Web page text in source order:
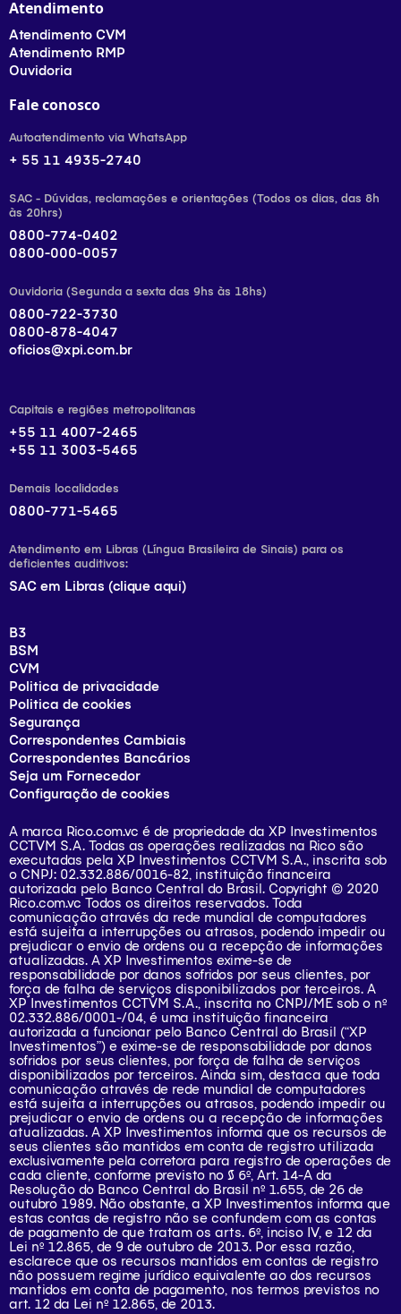
Atendimento
Atendimento CVM
Atendimento RMP
Ouvidoria
Fale conosco
Autoatendimento via WhatsApp
+ 55 11 4935-2740
SAC - Dúvidas, reclamações e orientações (Todos os dias, das 8h
às 20hrs)
0800-774-0402
0800-000-0057
Ouvidoria (Segunda a sexta das 9hs às 18hs)
0800-722-3730
0800-878-4047
oficios@xpi.com.br
Capitais e regiões metropolitanas
+55 11 4007-2465
+55 11 3003-5465
Demais localidades
0800-771-5465
Atendimento em Libras (Língua Brasileira de Sinais) para os
deficientes auditivos:
SAC em Libras (clique aqui)
B3
BSM
CVM
Politica de privacidade
Politica de cookies
Segurança
Correspondentes Cambiais
Correspondentes Bancários
Seja um Fornecedor
Configuração de cookies
A marca Rico.com.vc é de propriedade da XP Investimentos
CCTVM S.A. Todas as operações realizadas na Rico são
executadas pela XP Investimentos CCTVM S.A., inscrita sob
o CNPJ: 02.332.886/0016-82, instituição financeira
autorizada pelo Banco Central do Brasil. Copyright © 2020
Rico.com.vc Todos os direitos reservados. Toda
comunicação através da rede mundial de computadores
está sujeita a interrupções ou atrasos, podendo impedir ou
prejudicar o envio de ordens ou a recepção de informações
atualizadas. A XP Investimentos exime-se de
responsabilidade por danos sofridos por seus clientes, por
força de falha de serviços disponibilizados por terceiros. A
XP Investimentos CCTVM S.A., inscrita no CNPJ/ME sob o nº
02.332.886/0001-/­04, é uma instituição financeira
autorizada a funcionar pelo Banco Central do Brasil (“XP
Investimentos”) e exime-se de responsabilidade por danos
sofridos por seus clientes, por força de falha de serviços
disponibilizados por terceiros. Ainda sim, destaca que toda
comunicação através de rede mundial de computadores
está sujeita a interrupções ou atrasos, podendo impedir ou
prejudicar o envio de ordens ou a recepção de informações
atualizadas. A XP Investimentos informa que os recursos de
seus clientes são mantidos em conta de registro utilizada
exclusivamente pela corretora para registro de operações de
cada cliente, conforme previsto no § 6º, Art. 14-A da
Resolução do Banco Central do Brasil nº 1.655, de 26 de
outubro 1989. Não obstante, a XP Investimentos informa que
estas contas de registro não se confundem com as contas
de pagamento de que tratam os arts. 6º, inciso IV, e 12 da
Lei nº 12.865, de 9 de outubro de 2013. Por essa razão,
esclarece que os recursos mantidos em contas de registro
não possuem regime jurídico equivalente ao dos recursos
mantidos em conta de pagamento, nos termos previstos no
art. 12 da Lei nº 12.865, de 2013.